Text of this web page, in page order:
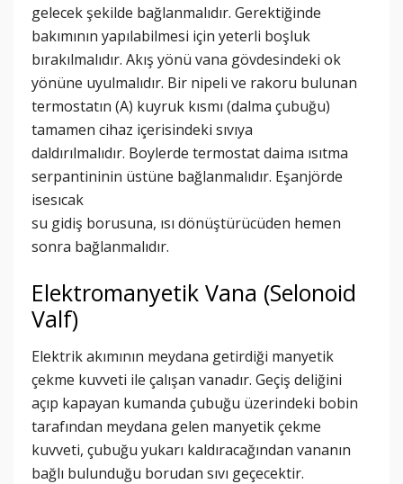
gelecek şekilde bağlanmalıdır. Gerektiğinde
bakımının yapılabilmesi için yeterli boşluk
bırakılmalıdır. Akış yönü vana gövdesindeki ok
yönüne uyulmalıdır. Bir nipeli ve rakoru bulunan
termostatın (A) kuyruk kısmı (dalma çubuğu)
tamamen cihaz içerisindeki sıvıya
daldırılmalıdır. Boylerde termostat daima ısıtma
serpantininin üstüne bağlanmalıdır. Eşanjörde
isesıcak
su gidiş borusuna, ısı dönüştürücüden hemen
sonra bağlanmalıdır.
Elektromanyetik Vana (Selonoid
Valf)
Elektrik akımının meydana getirdiği manyetik
çekme kuvveti ile çalışan vanadır. Geçiş deliğini
açıp kapayan kumanda çubuğu üzerindeki bobin
tarafından meydana gelen manyetik çekme
kuvveti, çubuğu yukarı kaldıracağından vananın
bağlı bulunduğu borudan sıvı geçecektir.